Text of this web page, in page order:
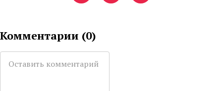
Комментарии (0)